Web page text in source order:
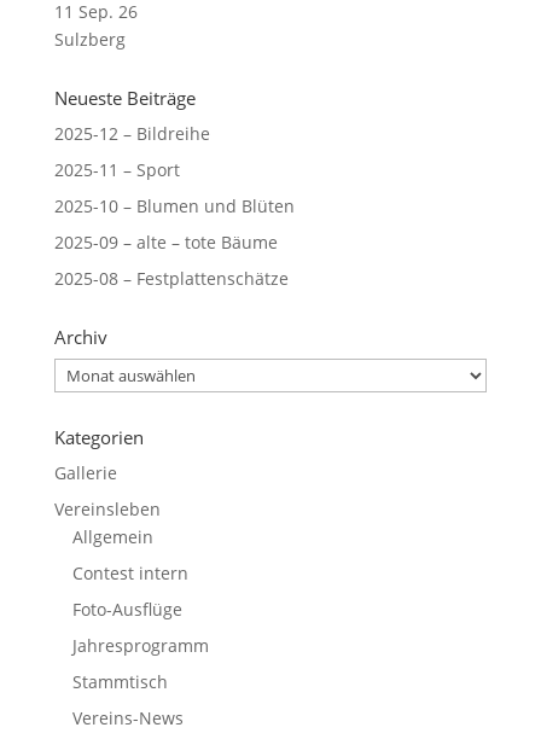
11 Sep. 26
Sulzberg
Neueste Beiträge
2025-12 – Bildreihe
2025-11 – Sport
2025-10 – Blumen und Blüten
2025-09 – alte – tote Bäume
2025-08 – Festplattenschätze
Archiv
Archiv
Kategorien
Gallerie
Vereinsleben
Allgemein
Contest intern
Foto-Ausflüge
Jahresprogramm
Stammtisch
Vereins-News